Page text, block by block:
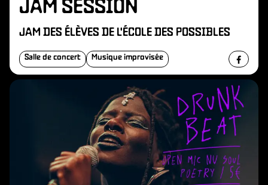
JAM SESSION
JAM DES ÉLÈVES DE L'ÉCOLE DES POSSIBLES
Salle de concert Musique improvisée